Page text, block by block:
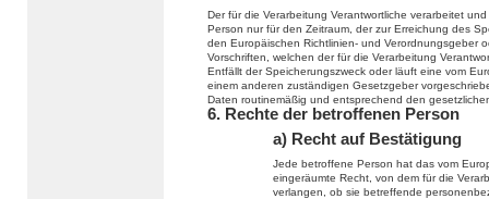
Der für die Verarbeitung Verantwortliche verarbeitet
Person nur für den Zeitraum, der zur Erreichung des
den Europäischen Richtlinien- und Verordnungsgeber
Vorschriften, welchen der für die Verarbeitung
Entfällt der Speicherungszweck oder läuft eine vom
einem anderen zuständigen Gesetzgeber
Daten routinemäßig und entsprechend den
6. Rechte der betroffenen Person
a) Recht auf Bestätigung
Jede betroffene Person hat das vom
eingeräumte Recht, von dem für die
verlangen, ob sie betreffende